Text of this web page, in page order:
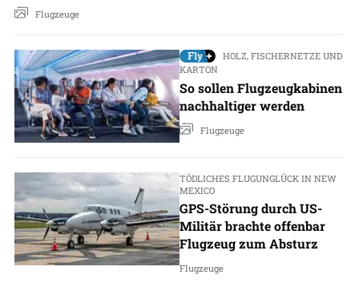
Flugzeuge
HOLZ, FISCHERNETZE UND
KARTON
So sollen Flugzeugkabinen
nachhaltiger werden
Flugzeuge
TÖDLICHES FLUGUNGLÜCK IN NEW
MEXICO
GPS-Störung durch US-
Militär brachte offenbar
Flugzeug zum Absturz
Flugzeuge